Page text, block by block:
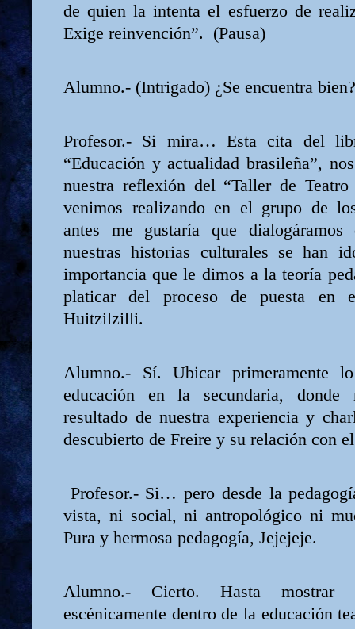
de quien la intenta el esfuerzo de
Exige reinvención”. (Pausa)
Alumno.- (Intrigado) ¿Se encuentra bien?
Profesor.- Si mira… Esta cita del
“Educación y actualidad brasileña”,
nuestra reflexión del “Taller de
venimos realizando en el grupo de
antes me gustaría que
nuestras historias culturales se han
importancia que le dimos a la teoría
platicar del proceso de puesta en
Huitzilzilli.
Alumno.- Sí. Ubicar primeramente
educación en la secundaria, donde
resultado de nuestra experiencia y
descubierto de Freire y su relación con
Profesor.- Si… pero desde la
vista, ni social, ni antropológico ni
Pura y hermosa pedagogía, Jejejeje.
Alumno.- Cierto. Hasta mostrar
escénicamente dentro de la educación